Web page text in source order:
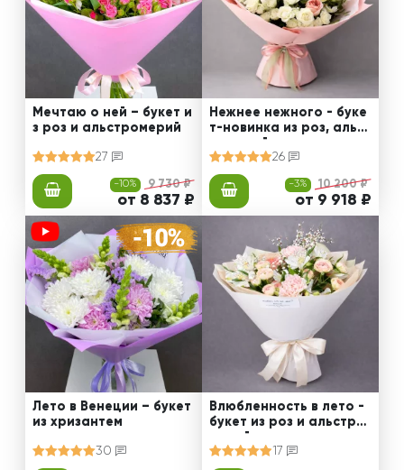
Мечтаю о ней – букет и
з роз и альстромерий
27
-10% 9 730 ₽
от 8 837 ₽
Нежнее нежного - буке
т-новинка из роз, альст
ромерий и калл
26
-3% 10 200 ₽
от 9 918 ₽
Лето в Венеции – букет
из хризантем
30
Влюбленность в лето -
букет из роз и альстро
мерий
17